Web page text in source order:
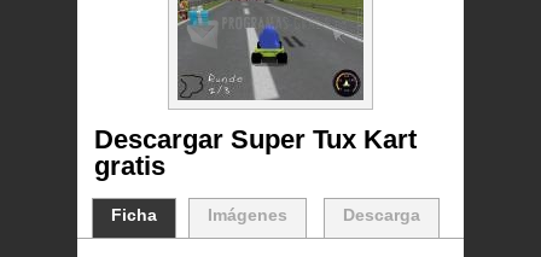
Descargar Super Tux Kart
gratis
Descarga
Imágenes
Ficha